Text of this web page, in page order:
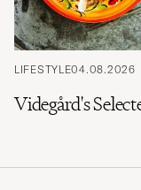
LIFESTYLE04.08.2026
Videgård's